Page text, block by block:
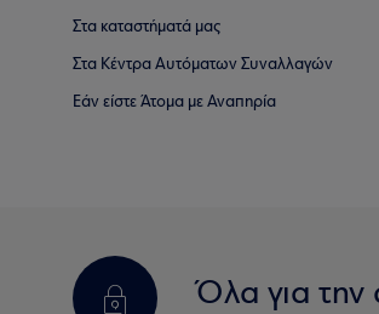
Στα καταστήματά μας
Στα Κέντρα Αυτόματων Συναλλαγών
Εάν είστε Άτομα με Αναπηρία
Όλα για την